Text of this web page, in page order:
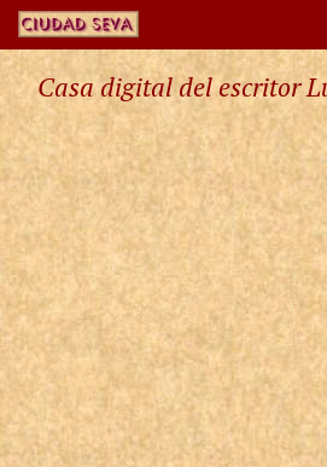
Casa digital del escritor